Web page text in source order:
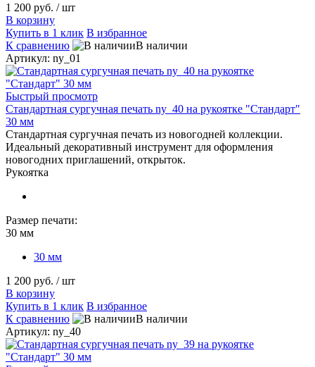
1 200 руб. / шт
В корзину
Купить в 1 клик В избранное
К сравнению
В наличии
Артикул: ny_01
Быстрый просмотр
Стандартная сургучная печать ny_40 на рукоятке "Стандарт"
30 мм
Стандартная сургучная печать из новогодней коллекции.
Идеальный декоративный инструмент для оформления
новогодних приглашений, открыток.
Рукоятка
Размер печати:
30 мм
30 мм
1 200 руб. / шт
В корзину
Купить в 1 клик В избранное
К сравнению
В наличии
Артикул: ny_40